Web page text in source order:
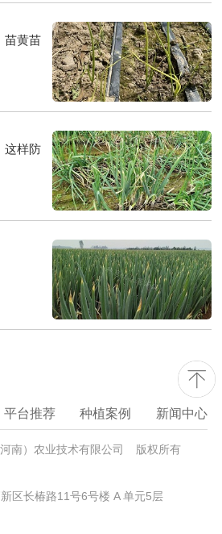
苗黄苗
这样防
平台推荐 种植案例 新闻中心
南）农业技术有限公司
版权所有
区长椿路11号6号楼 A 单元5层